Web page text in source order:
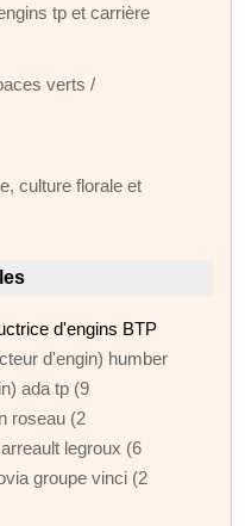
tp et carrière
verts /
culture florale et
d'engins BTP
d'engin) humber
ada tp (9
roseau (2
legroux (6
groupe vinci (2